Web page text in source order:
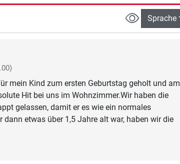
Sprache
mein Kind zum ersten Geburtstag geholt und am
Hit bei uns im Wohnzimmer.Wir haben die
gelassen, damit er es wie ein normales
dann etwas über 1,5 Jahre alt war, haben wir die